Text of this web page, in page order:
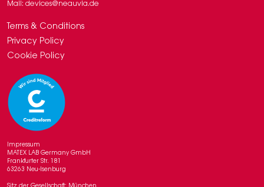
Mail: devices@neauvia.de
Terms & Conditions
Privacy Policy
Cookie Policy
Impressum
MATEX LAB Germany GmbH
Frankfurter Str. 181
63263 Neu-Isenburg